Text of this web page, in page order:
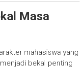
Masa
mahasiswa yang
bekal penting